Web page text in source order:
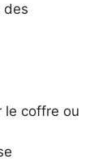
des
le coffre ou